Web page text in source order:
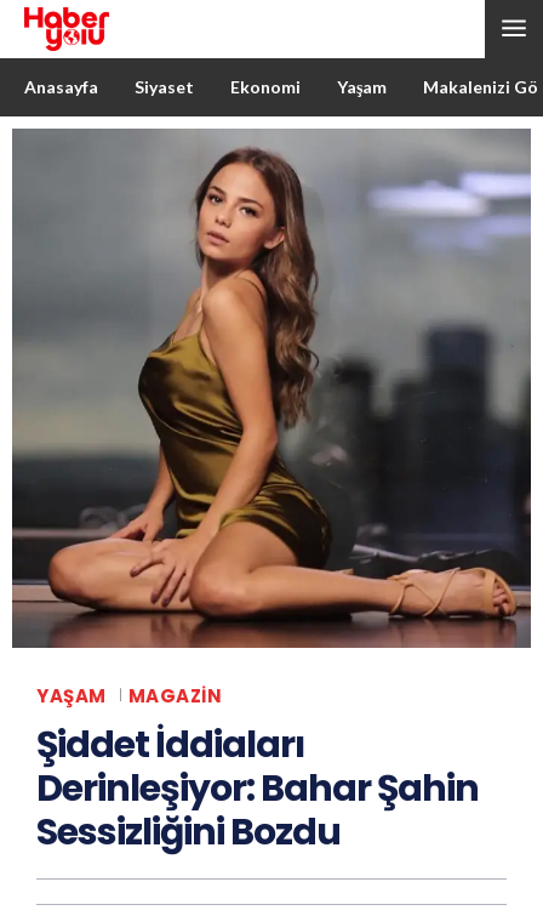
Anasayfa Siyaset Ekonomi Yaşam Makalenizi
YAŞAM MAGAZIN
Şiddet İddiaları
Derinleşiyor: Bahar Şahin
Sessizliğini Bozdu